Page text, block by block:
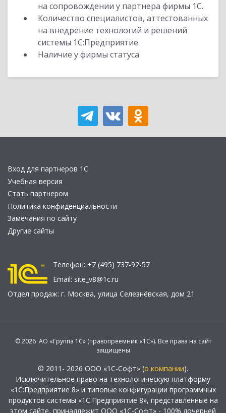
на сопровождении у партнера фирмы 1С.
Количество специалистов, аттестованных
на внедрение технологий и решений
системы 1С:Предприятие.
Наличие у фирмы статуса
Вход для партнеров 1С
Учебная версия
Стать партнером
Политика конфиденциальности
Замечания по сайту
Другие сайты
Телефон: +7 (495) 737-92-57
Email: site_v8@1c.ru
Отдел продаж: г. Москва, улица Селезнёвская, дом 21
© 2026 АО «Группа 1С» (правопреемник «1С»). Все права на сайт
защищены
© 2011- 2026 ООО «1С-Софт» (о компании).
Исключительное право на технологическую платформу
«1С:Предприятие 8» и типовые конфигурации программных
продуктов системы «1С:Предприятие 8», представленные на
этом сайте, принадлежит ООО «1С-Софт» - 100% дочерней